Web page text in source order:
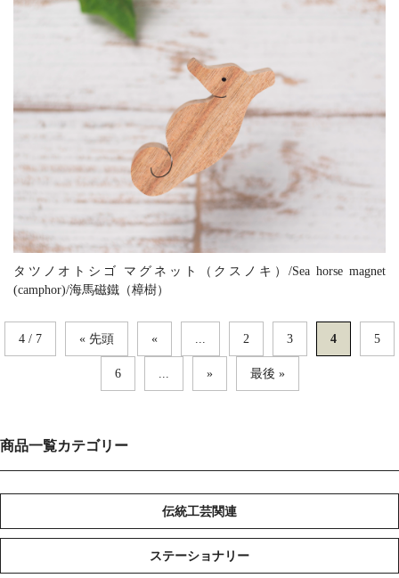
タツノオトシゴ マグネット（クスノキ）/Sea horse magnet
(camphor)/海馬磁鐵（樟樹）
4 / 7 « 先頭 « ... 2 3 4 5
6 ... » 最後 »
商品一覧カテゴリー
伝統工芸関連
ステーショナリー